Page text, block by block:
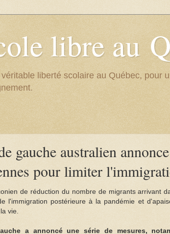
libre au
liberté scolaire au Québec, pour
gauche australien
pour limiter
de réduction du nombre de migrants arrivant
l'immigration postérieure à la pandémie et
vie.
a annoncé une série de mesures,